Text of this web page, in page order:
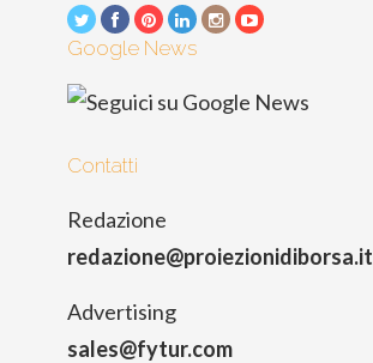
Google News
Contatti
Redazione
redazione@proiezionidiborsa.it
Advertising
sales@fytur.com